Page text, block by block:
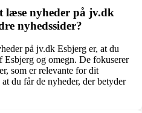
læse nyheder på jv.dk
nyhedssider?
på jv.dk Esbjerg er, at du
og omegn. De fokuserer
som er relevante for dit
du får de nyheder, der betyder